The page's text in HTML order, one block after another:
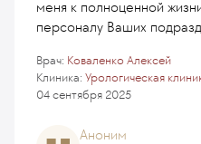
меня к полноценной
персоналу Ваших
Клиника: Урологическая
Врач: Коваленко Алексей
04 сентября 2025
Аноним